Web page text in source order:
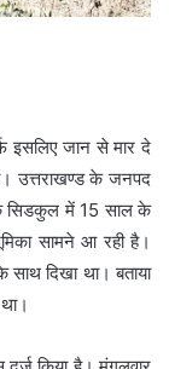
इसलिए जान से मार दे
उत्तराखण्ड के जनपद
सिडकुल में 15 साल के
सामने आ रही है।
दिखा था। बताया